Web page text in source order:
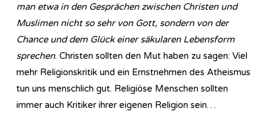
man etwa in den Gesprächen zwischen Christen und
Muslimen nicht so sehr von Gott, sondern von der
Chance und dem Glück einer säkularen Lebensform
sprechen. Christen sollten den Mut haben zu sagen: Viel
mehr Religionskritik und ein Ernstnehmen des Atheismus
tun uns menschlich gut. Religiöse Menschen sollten
immer auch Kritiker ihrer eigenen Religion sein…